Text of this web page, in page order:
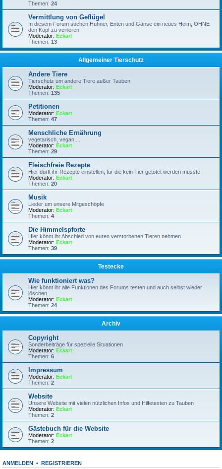
Themen: 24
Vermittlung von Geflügel
In diesem Forum suchen Hühner, Enten und Gänse ein neues Heim, OHNE
den Kopf zu verlieren
Moderator: Eckart
Themen: 13
Allgemeiner Tierschutz
Andere Tiere
Tierschutz um andere Tiere außer Tauben
Moderator: Eckart
Themen: 135
Petitionen
Moderator: Eckart
Themen: 47
Menschliche Ernährung
vegetarisch, vegan ...
Moderator: Eckart
Themen: 29
Fleischfreie Rezepte
Hier dürft ihr Rezepte einstellen, für die kein Tier getötet werden musste
Moderator: Eckart
Themen: 20
Musik
Lieder um unsere Mitgeschöpfe
Moderator: Eckart
Themen: 4
Die Himmelspforte
Hier könnt ihr Abschied von euren verstorbenen Tieren nehmen
Moderator: Eckart
Themen: 39
Testecke
Wie funktioniert was?
Hier könnt ihr alle Funktionen des Forums testen und auch selbst wieder
löschen.
Moderator: Eckart
Themen: 24
Archiv
Copyright
Sonderbeiträge für spezielle Situationen
Moderator: Eckart
Themen: 6
Impressum
Moderator: Eckart
Themen: 2
Website
Unsere Website mit vielen nützlichen Infos und Hilfetexten zu Tauben
Moderator: Eckart
Themen: 2
Gästebuch für die Website
Moderator: Eckart
Themen: 2
ANMELDEN • REGISTRIEREN